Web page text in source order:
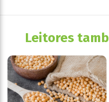
Leitores